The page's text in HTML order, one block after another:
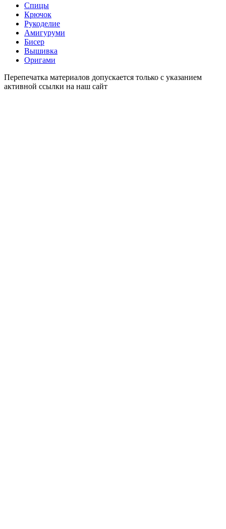
Спицы
Крючок
Рукоделие
Амигуруми
Бисер
Вышивка
Оригами
Перепечатка материалов допускается только с указанием
активной ссылки на наш сайт